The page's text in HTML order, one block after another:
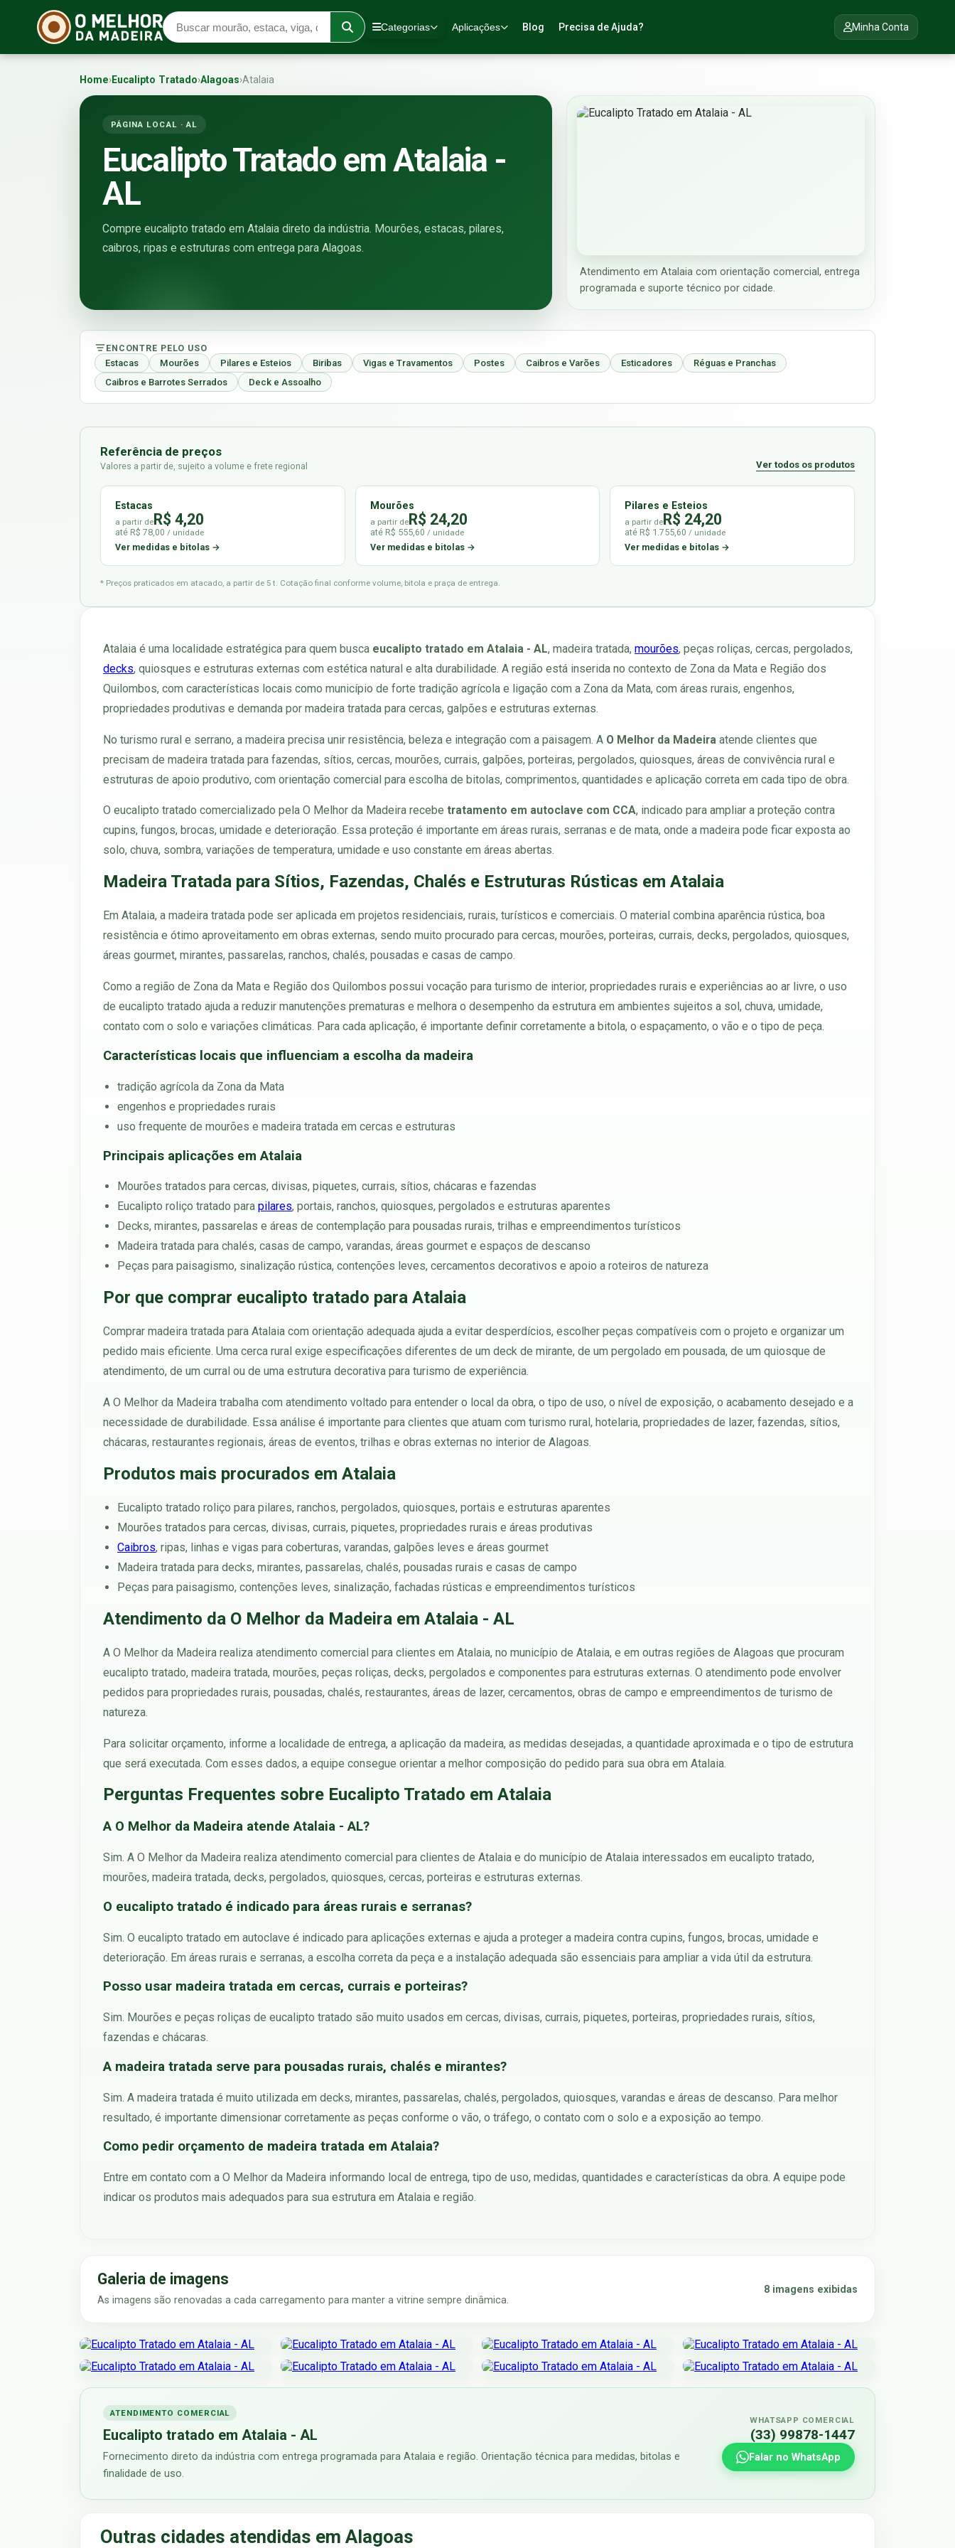
Categorias Aplicações Blog Precisa de Ajuda? Minha Conta
Home›Eucalipto Tratado›Alagoas›Atalaia
PÁGINA LOCAL · AL
Eucalipto Tratado em Atalaia -
AL
Compre eucalipto tratado em Atalaia direto da indústria. Mourões, estacas, pilares,
caibros, ripas e estruturas com entrega para Alagoas.
Atendimento em Atalaia com orientação comercial, entrega
programada e suporte técnico por cidade.
ENCONTRE PELO USO
Estacas
Mourões Pilares e Esteios Biribas Vigas e Travamentos Postes Caibros e Varões Esticadores
Réguas e Pranchas
Caibros e Barrotes Serrados
Deck e Assoalho
Referência de preços
Valores a partir de, sujeito a volume e frete regional Ver todos os produtos
Estacas
a partir deR$ 4,20
até R$ 78,00 / unidade
Ver medidas e bitolas →
Mourões
a partir deR$ 24,20
até R$ 555,60 / unidade
Ver medidas e bitolas →
Pilares e Esteios
a partir deR$ 24,20
até R$ 1.755,60/ unidade
Ver medidas e bitolas →
* Preços praticados em atacado, a partir de 5 t. Cotação final conforme volume, bitola e praça de entrega.
Atalaia é uma localidade estratégica para quem busca eucalipto tratado em Atalaia - AL, madeira tratada, mourões, peças roliças, cercas, pergolados,
decks, quiosques e estruturas externas com estética natural e alta durabilidade. A região está inserida no contexto de Zona da Mata e Região dos
Quilombos, com características locais como município de forte tradição agrícola e ligação com a Zona da Mata, com áreas rurais, engenhos,
propriedades produtivas e demanda por madeira tratada para cercas, galpões e estruturas externas.
No turismo rural e serrano, a madeira precisa unir resistência, beleza e integração com a paisagem. A O Melhor da Madeira atende clientes que
precisam de madeira tratada para fazendas, sítios, cercas, mourões, currais, galpões, porteiras, pergolados, quiosques, áreas de convivência rural e
estruturas de apoio produtivo, com orientação comercial para escolha de bitolas, comprimentos, quantidades e aplicação correta em cada tipo de obra.
O eucalipto tratado comercializado pela O Melhor da Madeira recebe tratamento em autoclave com CCA, indicado para ampliar a proteção contra
cupins, fungos, brocas, umidade e deterioração. Essa proteção é importante em áreas rurais, serranas e de mata, onde a madeira pode ficar exposta ao
solo, chuva, sombra, variações de temperatura, umidade e uso constante em áreas abertas.
Madeira Tratada para Sítios, Fazendas, Chalés e Estruturas Rústicas em Atalaia
Em Atalaia, a madeira tratada pode ser aplicada em projetos residenciais, rurais, turísticos e comerciais. O material combina aparência rústica, boa
resistência e ótimo aproveitamento em obras externas, sendo muito procurado para cercas, mourões, porteiras, currais, decks, pergolados, quiosques,
áreas gourmet, mirantes, passarelas, ranchos, chalés, pousadas e casas de campo.
Como a região de Zona da Mata e Região dos Quilombos possui vocação para turismo de interior, propriedades rurais e experiências ao ar livre, o uso
de eucalipto tratado ajuda a reduzir manutenções prematuras e melhora o desempenho da estrutura em ambientes sujeitos a sol, chuva, umidade,
contato com o solo e variações climáticas. Para cada aplicação, é importante definir corretamente a bitola, o espaçamento, o vão e o tipo de peça.
Características locais que influenciam a escolha da madeira
tradição agrícola da Zona da Mata
engenhos e propriedades rurais
uso frequente de mourões e madeira tratada em cercas e estruturas
Principais aplicações em Atalaia
Mourões tratados para cercas, divisas, piquetes, currais, sítios, chácaras e fazendas
Eucalipto roliço tratado para pilares, portais, ranchos, quiosques, pergolados e estruturas aparentes
Decks, mirantes, passarelas e áreas de contemplação para pousadas rurais, trilhas e empreendimentos turísticos
Madeira tratada para chalés, casas de campo, varandas, áreas gourmet e espaços de descanso
Peças para paisagismo, sinalização rústica, contenções leves, cercamentos decorativos e apoio a roteiros de natureza
Por que comprar eucalipto tratado para Atalaia
Comprar madeira tratada para Atalaia com orientação adequada ajuda a evitar desperdícios, escolher peças compatíveis com o projeto e organizar um
pedido mais eficiente. Uma cerca rural exige especificações diferentes de um deck de mirante, de um pergolado em pousada, de um quiosque de
atendimento, de um curral ou de uma estrutura decorativa para turismo de experiência.
A O Melhor da Madeira trabalha com atendimento voltado para entender o local da obra, o tipo de uso, o nível de exposição, o acabamento desejado e a
necessidade de durabilidade. Essa análise é importante para clientes que atuam com turismo rural, hotelaria, propriedades de lazer, fazendas, sítios,
chácaras, restaurantes regionais, áreas de eventos, trilhas e obras externas no interior de Alagoas.
Produtos mais procurados em Atalaia
Eucalipto tratado roliço para pilares, ranchos, pergolados, quiosques, portais e estruturas aparentes
Mourões tratados para cercas, divisas, currais, piquetes, propriedades rurais e áreas produtivas
Caibros, ripas, linhas e vigas para coberturas, varandas, galpões leves e áreas gourmet
Madeira tratada para decks, mirantes, passarelas, chalés, pousadas rurais e casas de campo
Peças para paisagismo, contenções leves, sinalização, fachadas rústicas e empreendimentos turísticos
Atendimento da O Melhor da Madeira em Atalaia - AL
A O Melhor da Madeira realiza atendimento comercial para clientes em Atalaia, no município de Atalaia, e em outras regiões de Alagoas que procuram
eucalipto tratado, madeira tratada, mourões, peças roliças, decks, pergolados e componentes para estruturas externas. O atendimento pode envolver
pedidos para propriedades rurais, pousadas, chalés, restaurantes, áreas de lazer, cercamentos, obras de campo e empreendimentos de turismo de
natureza.
Para solicitar orçamento, informe a localidade de entrega, a aplicação da madeira, as medidas desejadas, a quantidade aproximada e o tipo de estrutura
que será executada. Com esses dados, a equipe consegue orientar a melhor composição do pedido para sua obra em Atalaia.
Perguntas Frequentes sobre Eucalipto Tratado em Atalaia
A O Melhor da Madeira atende Atalaia - AL?
Sim. A O Melhor da Madeira realiza atendimento comercial para clientes de Atalaia e do município de Atalaia interessados em eucalipto tratado,
mourões, madeira tratada, decks, pergolados, quiosques, cercas, porteiras e estruturas externas.
O eucalipto tratado é indicado para áreas rurais e serranas?
Sim. O eucalipto tratado em autoclave é indicado para aplicações externas e ajuda a proteger a madeira contra cupins, fungos, brocas, umidade e
deterioração. Em áreas rurais e serranas, a escolha correta da peça e a instalação adequada são essenciais para ampliar a vida útil da estrutura.
Posso usar madeira tratada em cercas, currais e porteiras?
Sim. Mourões e peças roliças de eucalipto tratado são muito usados em cercas, divisas, currais, piquetes, porteiras, propriedades rurais, sítios,
fazendas e chácaras.
A madeira tratada serve para pousadas rurais, chalés e mirantes?
Sim. A madeira tratada é muito utilizada em decks, mirantes, passarelas, chalés, pergolados, quiosques, varandas e áreas de descanso. Para melhor
resultado, é importante dimensionar corretamente as peças conforme o vão, o tráfego, o contato com o solo e a exposição ao tempo.
Como pedir orçamento de madeira tratada em Atalaia?
Entre em contato com a O Melhor da Madeira informando local de entrega, tipo de uso, medidas, quantidades e características da obra. A equipe pode
indicar os produtos mais adequados para sua estrutura em Atalaia e região.
Galeria de imagens
As imagens são renovadas a cada carregamento para manter a vitrine sempre dinâmica.
8 imagens exibidas
ATENDIMENTO COMERCIAL
Eucalipto tratado em Atalaia - AL
Fornecimento direto da indústria com entrega programada para Atalaia e região. Orientação técnica para medidas, bitolas e
finalidade de uso.
WHATSAPP COMERCIAL
(33) 99878-1447
Falar no WhatsApp
Outras cidades atendidas em Alagoas